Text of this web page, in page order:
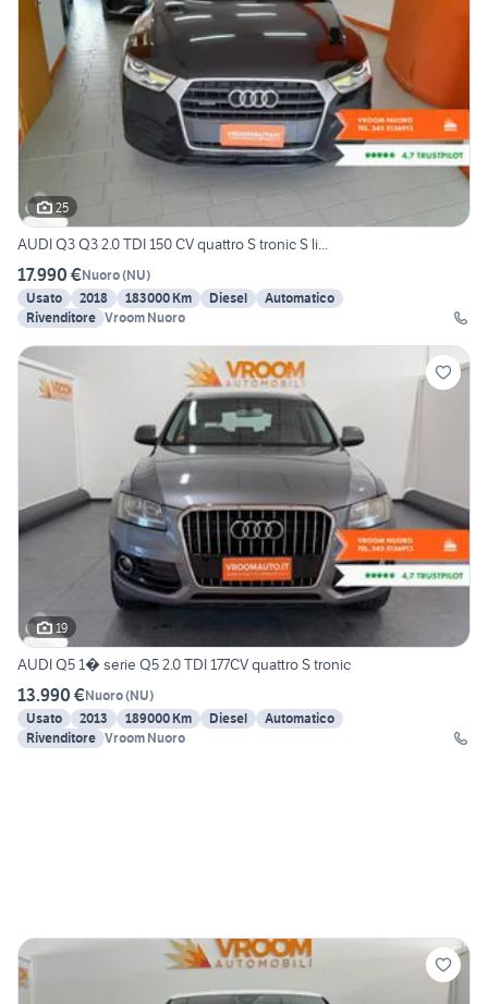
25
AUDI Q3 Q3 2.0 TDI 150 CV quattro S tronic S li...
17.990 €Nuoro(NU)
Usato
2018 183000 Km Diesel
Automatico
Rivenditore Vroom Nuoro
19
AUDI Q5 1� serie Q5 2.0 TDI 177CV quattro S tronic
13.990 €Nuoro(NU)
Usato
2013 189000 Km Diesel
Automatico
Rivenditore Vroom Nuoro